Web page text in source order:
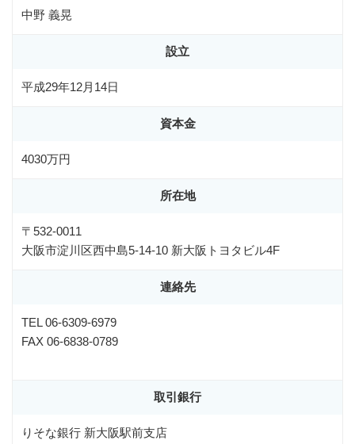
中野 義晃
設立
平成29年12月14日
資本金
4030万円
所在地
〒532-0011
大阪市淀川区西中島5-14-10 新大阪トヨタビル4F
連絡先
TEL 06-6309-6979
FAX 06-6838-0789
取引銀行
りそな銀行 新大阪駅前支店